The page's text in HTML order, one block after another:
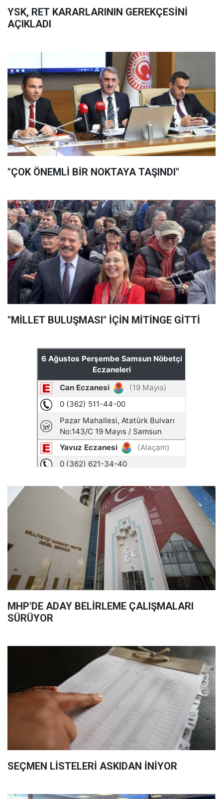
YSK, RET KARARLARININ GEREKÇESİNİ
AÇIKLADI
"ÇOK ÖNEMLİ BİR NOKTAYA TAŞINDI"
"MİLLET BULUŞMASI" İÇİN MİTİNGE GİTTİ
MHP'DE ADAY BELİRLEME ÇALIŞMALARI
SÜRÜYOR
SEÇMEN LİSTELERİ ASKIDAN İNİYOR